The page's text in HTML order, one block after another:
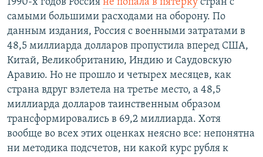
1990-х годов Россия не попала в пятерку стран с
самыми большими расходами на оборону. По
данным издания, Россия с военными затратами в
48,5 миллиарда долларов пропустила вперед США,
Китай, Великобританию, Индию и Саудовскую
Аравию. Но не прошло и четырех месяцев, как
страна вдруг взлетела на третье место, а 48,5
миллиарда долларов таинственным образом
трансформировались в 69,2 миллиарда. Хотя
вообще во всех этих оценках неясно все: непонятна
ни методика подсчетов, ни какой курс рубля к